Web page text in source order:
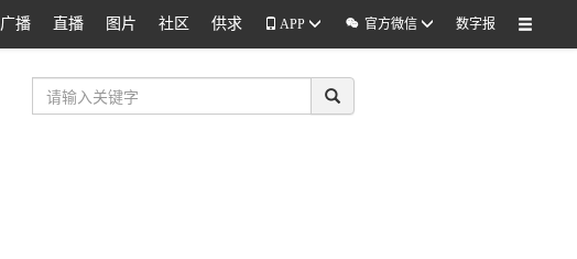
广播 直播 图片 社区 供求 APP  官方微信 数字报